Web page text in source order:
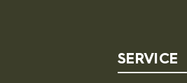
SERVICE